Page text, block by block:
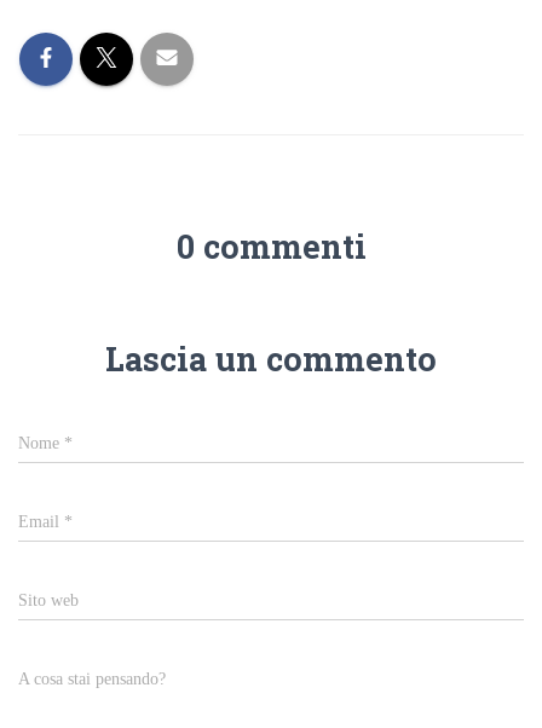
0 commenti
Lascia un commento
Nome *
Email *
Sito web
A cosa stai pensando?